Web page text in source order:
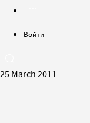
Войти
25 March 2011